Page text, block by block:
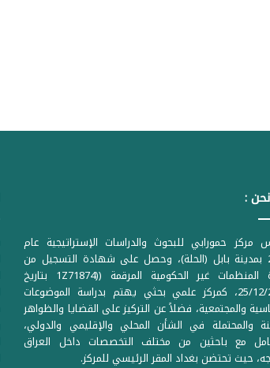
:
مركز حمورابي للبحوث والدراسات الإستراتيجية عام
2008 بمدينة بابل (الحلة)، وحصل على شهادة التسجيل من
دائرة المنظمات غير الحكومية المرقمة ((1Z71874 بتاريخ
25/12/2012، كمركز علمي بحثي يهتم بدراسة الموضوعات
والمجتمعية، فضلاً عن التركيز على القضايا والظواهر
والمحتملة في الشأن المحلي والإقليمي والدولي،
مع باحثين من مختلف التخصصات داخل العراق
حيث تحتضن بغداد المقر الرئيسي للمركز.